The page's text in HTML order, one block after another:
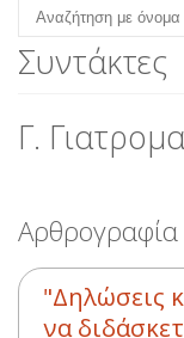
Συντάκτες
Γ.
Αρθρογραφία
"Δηλώσεις
να